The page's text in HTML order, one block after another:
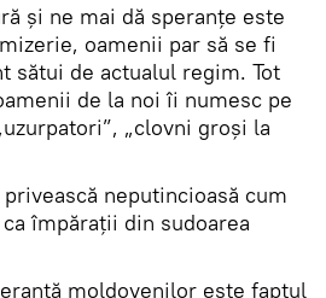
şi ne mai dă speranţe este
oamenii par să se fi
sătui de actualul regim. Tot
de la noi îi numesc pe
„clovni groşi la
neputincioasă cum
împăraţii din sudoarea
moldovenilor este faptul